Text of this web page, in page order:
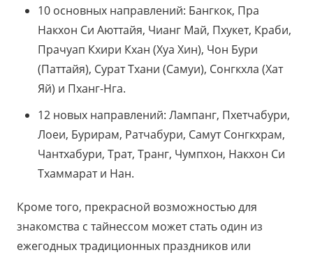
10 основных направлений: Бангкок, Пра
Накхон Си Аюттайя, Чианг Май, Пхукет, Краби,
Прачуап Кхири Кхан (Хуа Хин), Чон Бури
(Паттайя), Сурат Тхани (Самуи), Сонгкхла (Хат
Яй) и Пханг-Нга.
12 новых направлений: Лампанг, Пхетчабури,
Лоеи, Бурирам, Ратчабури, Самут Сонгкхрам,
Чантхабури, Трат, Транг, Чумпхон, Накхон Си
Тхаммарат и Нан.
Кроме того, прекрасной возможностью для
знакомства с тайнессом может стать один из
ежегодных традиционных праздников или